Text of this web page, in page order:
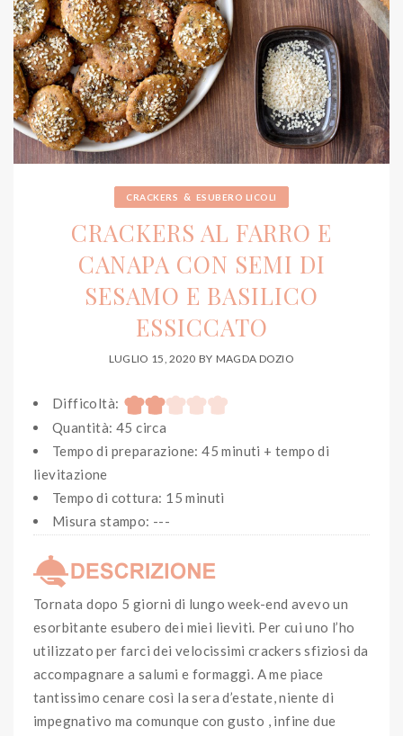
CRACKERS & ESUBERO LICOLI
CRACKERS AL FARRO E
CANAPA CON SEMI DI
SESAMO E BASILICO
ESSICCATO
LUGLIO 15, 2020 BY MAGDA DOZIO
Difficoltà:
Quantità: 45 circa
Tempo di preparazione: 45 minuti + tempo di
lievitazione
Tempo di cottura: 15 minuti
Misura stampo: ---
Tornata dopo 5 giorni di lungo week-end avevo un
esorbitante esubero dei miei lieviti. Per cui uno l’ho
utilizzato per farci dei velocissimi crackers sfiziosi da
accompagnare a salumi e formaggi. A me piace
tantissimo cenare così la sera d’estate, niente di
impegnativo ma comunque con gusto , infine due